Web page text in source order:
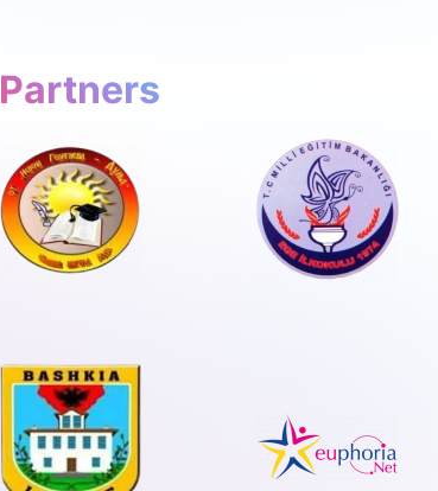
Partners